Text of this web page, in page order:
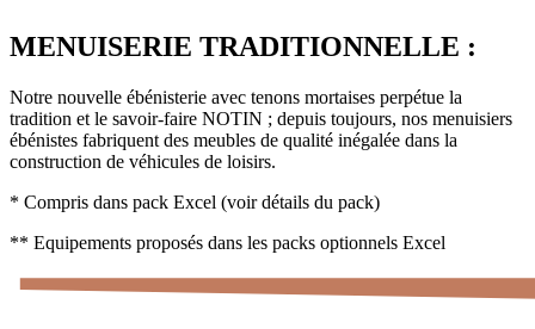
MENUISERIE TRADITIONNELLE :
Notre nouvelle ébénisterie avec tenons mortaises perpétue la
tradition et le savoir-faire NOTIN ; depuis toujours, nos menuisiers
ébénistes fabriquent des meubles de qualité inégalée dans la
construction de véhicules de loisirs.
* Compris dans pack Excel (voir détails du pack)
** Equipements proposés dans les packs optionnels Excel